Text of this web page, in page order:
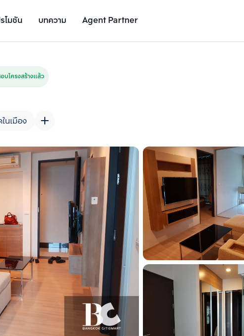
โมชัน บทความ Agent Partner
รายละเอียดยูนิต
บโครงสร้างแล้ว
นเมือง
เพิ่มยูนิตเปรียบเทียบ
รายการที่ 2
เพิ่มยูนิตเปรียบเทียบ
รายการที่ 3